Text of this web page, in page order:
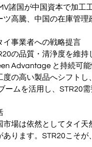
諸国が中国資本で加工
ツ高騰、中国の在庫管理
イ事業者への戦略提言
の品質・清浄度を維持
Advantage と持続可能
度の高い製品へシフトし
ームを活用し、STR20需
市場は依然としてタイ
あります。STR20こそが